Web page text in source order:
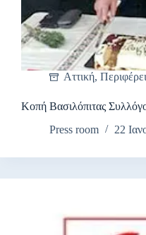
Αττική,
Κοπή Βασιλόπιτας
Press room
22